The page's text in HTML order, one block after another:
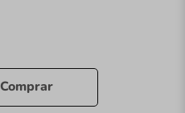
Comprar